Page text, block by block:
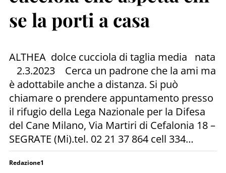
se la porti a casa
ALTHEA dolce cucciola di taglia media nata
2.3.2023 Cerca un padrone che la ami ma
è adottabile anche a distanza. Si può
chiamare o prendere appuntamento presso
il rifugio della Lega Nazionale per la Difesa
del Cane Milano, Via Martiri di Cefalonia 18 –
SEGRATE (Mi).tel. 02 21 37 864 cell 334…
Redazione1